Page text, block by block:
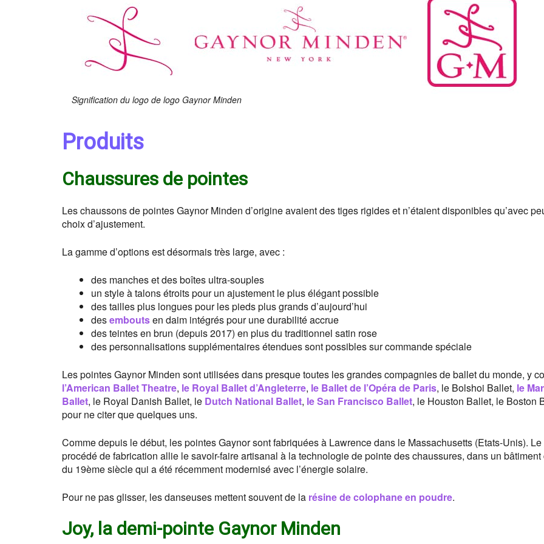
Signification du logo de logo Gaynor Minden
Produits
Chaussures de pointes
Les chaussons de pointes Gaynor Minden d’origine avaient des tiges rigides et n’étaient disponibles qu’avec
choix d’ajustement.
La gamme d’options est désormais très large, avec :
des manches et des boîtes ultra-souples
un style à talons étroits pour un ajustement le plus élégant possible
des tailles plus longues pour les pieds plus grands d’aujourd’hui
desemboutsen daim intégrés pour une durabilité accrue
des teintes en brun (depuis 2017) en plus du traditionnel satin rose
des personnalisations supplémentaires étendues sont possibles sur commande spéciale
Les pointes Gaynor Minden sont utilisées dans presque toutes les grandes compagnies de ballet du monde, y
l’American Ballet Theatre, le Royal Ballet d’Angleterre, le Ballet de l’Opéra de Paris, le Bolshoi Ballet, le
Ballet, le Royal Danish Ballet, le Dutch National Ballet, le San Francisco Ballet, le Houston Ballet, le Boston
pour ne citer que quelques uns.
Comme depuis le début, les pointes Gaynor sont fabriquées à Lawrence dans le Massachusetts (Etats-Unis). Le
procédé de fabrication allie le savoir-faire artisanal à la technologie de pointe des chaussures, dans un bâtiment
du 19ème siècle qui a été récemment modernisé avec l’énergie solaire.
Pour ne pas glisser, les danseuses mettent souvent de la résine de colophane en poudre.
Joy, la demi-pointe Gaynor Minden